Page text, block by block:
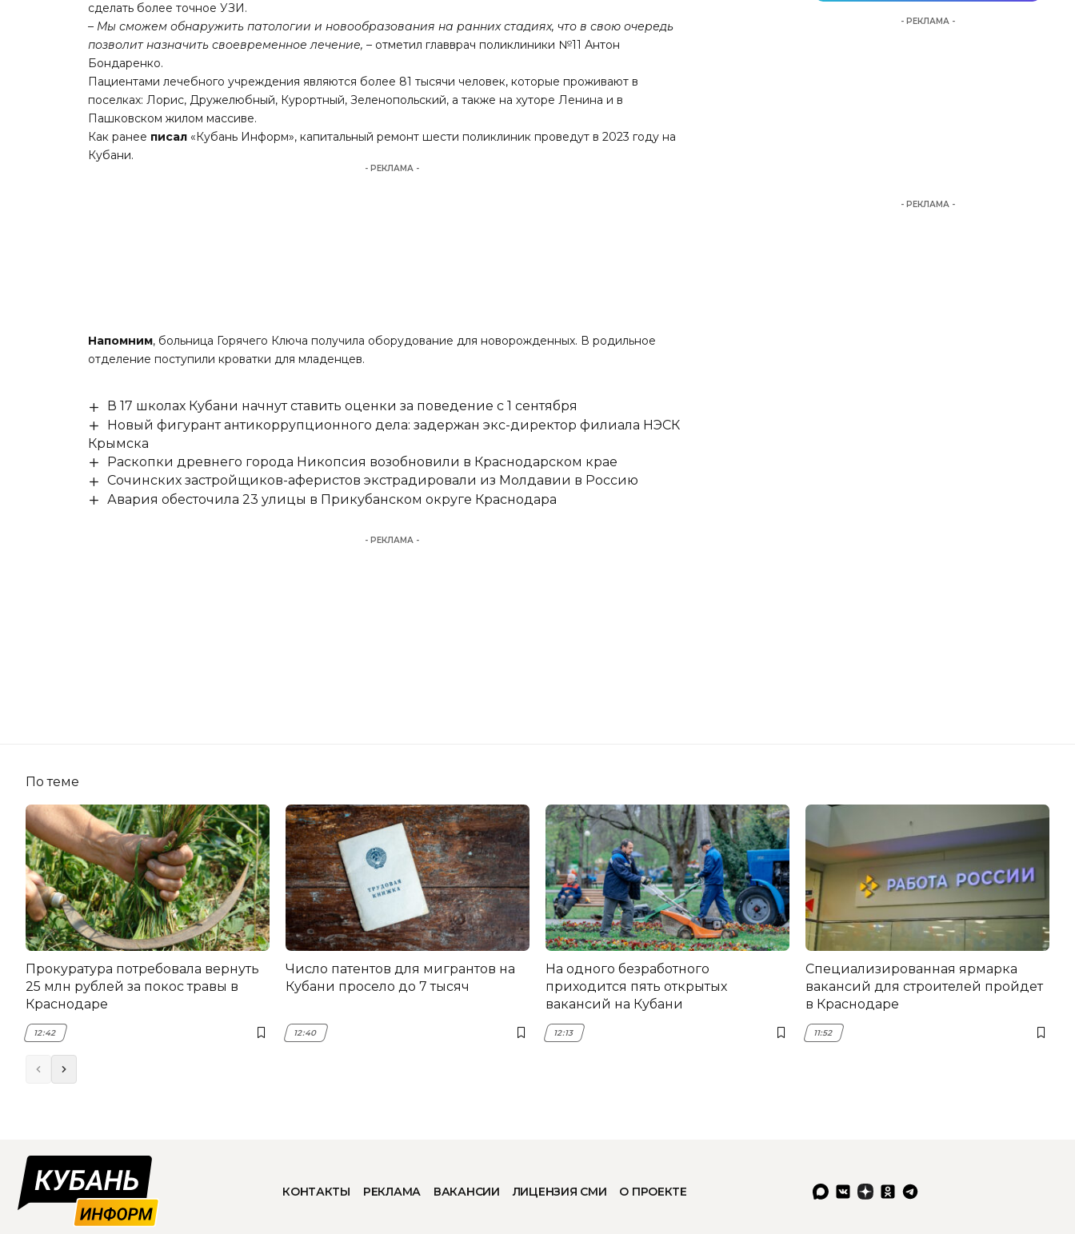
сделать более точное УЗИ.
– Мы сможем обнаружить патологии и новообразования на ранних стадиях, что в свою очередь
позволит назначить своевременное лечение, – отметил главврач поликлиники №11 Антон
Бондаренко.
Пациентами лечебного учреждения являются более 81 тысячи человек, которые проживают в
поселках: Лорис, Дружелюбный, Курортный, Зеленопольский, а также на хуторе Ленина и в
Пашковском жилом массиве.
Как ранее писал «Кубань Информ», капитальный ремонт шести поликлиник проведут в 2023 году на
Кубани.
- РЕКЛАМА -
Напомним, больница Горячего Ключа получила оборудование для новорожденных. В родильное
отделение поступили кроватки для младенцев.
В 17 школах Кубани начнут ставить оценки за поведение с 1 сентября
Новый фигурант антикоррупционного дела: задержан экс-директор филиала НЭСК
Крымска
Раскопки древнего города Никопсия возобновили в Краснодарском крае
Сочинских застройщиков-аферистов экстрадировали из Молдавии в Россию
Авария обесточила 23 улицы в Прикубанском округе Краснодара
- РЕКЛАМА -
- РЕКЛАМА -
- РЕКЛАМА -
По теме
Прокуратура потребовала вернуть
25 млн рублей за покос травы в
Краснодаре
12:42
Число патентов для мигрантов на
Кубани просело до 7 тысяч
12:40
На одного безработного
приходится пять открытых
вакансий на Кубани
12:13
Специализированная ярмарка
вакансий для строителей пройдет
в Краснодаре
11:52
КОНТАКТЫ РЕКЛАМА ВАКАНСИИ ЛИЦЕНЗИЯ СМИ О ПРОЕКТЕ